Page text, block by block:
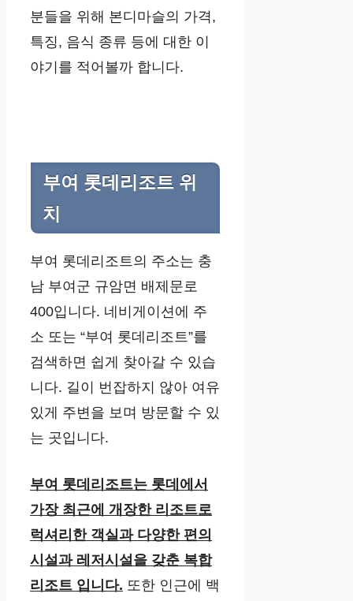
분들을 위해 본디마슬의 가격,
특징, 음식 종류 등에 대한 이
야기를 적어볼까 합니다.
부여 롯데리조트 위
치
부여 롯데리조트의 주소는 충
남 부여군 규암면 배제문로
400입니다. 네비게이션에 주
소 또는 “부여 롯데리조트”를
검색하면 쉽게 찾아갈 수 있습
니다. 길이 번잡하지 않아 여유
있게 주변을 보며 방문할 수 있
는 곳입니다.
부여 롯데리조트는 롯데에서
가장 최근에 개장한 리조트로
럭셔리한 객실과 다양한 편의
시설과 레저시설을 갖춘 복합
리조트 입니다. 또한 인근에 백